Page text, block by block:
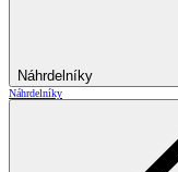
Náhrdelníky
Náhrdelníky